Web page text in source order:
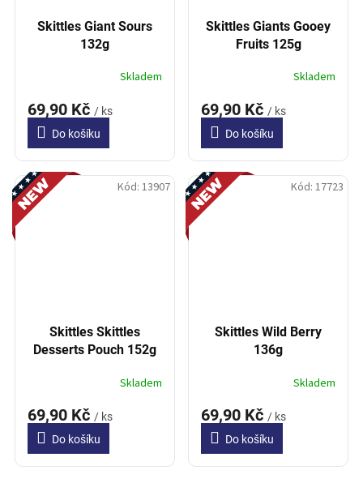
Skittles Giant Sours
132g
Skladem
69,90 Kč / ks
Do košíku
Skittles Giants Gooey
Fruits 125g
Skladem
69,90 Kč / ks
Do košíku
Novinka
Skittles Skittles
Desserts Pouch 152g
Skladem
69,90 Kč / ks
Do košíku
Kód: 13907 Novinka
Skittles Wild Berry
136g
Skladem
69,90 Kč / ks
Do košíku
Kód: 17723